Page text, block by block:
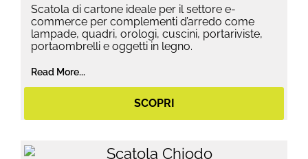
Scatola di cartone ideale per il settore e-
commerce per complementi d’arredo come
lampade, quadri, orologi, cuscini, portariviste,
portaombrelli e oggetti in legno.
Read More...
SCOPRI